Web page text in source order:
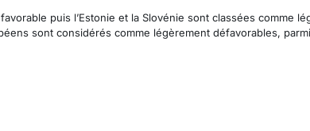
puis l’Estonie et la Slovénie sont classées comme
sont considérés comme légèrement défavorables,